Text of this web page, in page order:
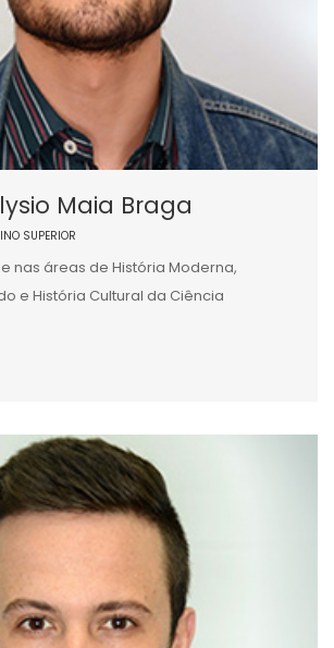
Maia Braga
SUPERIOR
nas áreas de História Moderna,
e História Cultural da Ciência